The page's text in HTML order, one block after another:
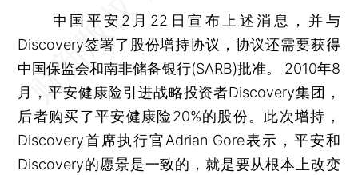
中国平安2月22日宣布上述消息，并与
Discovery签署了股份增持协议，协议还需要获得
中国保监会和南非储备银行(SARB)批准。 2010年8
月，平安健康险引进战略投资者Discovery集团，
后者购买了平安健康险20%的股份。此次增持，
Discovery首席执行官Adrian Gore表示，平安和
Discovery的愿景是一致的，就是要从根本上改变